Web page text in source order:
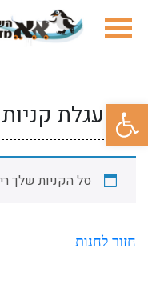
פתח סרגל
עגלת קניות
סל הקניות שלך
חזור לחנות